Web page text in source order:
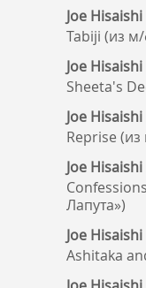
Joe Hisaishi
Tabiji (из
Joe Hisaishi
Sheeta's
Joe Hisaishi
Reprise
Joe Hisaishi
Лапута»)
Joe Hisaishi
Ashitaka